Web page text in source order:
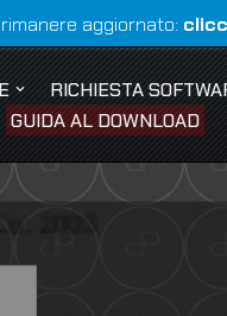
aggiornato:
RICHIESTA
GUIDA AL DOWNLOAD